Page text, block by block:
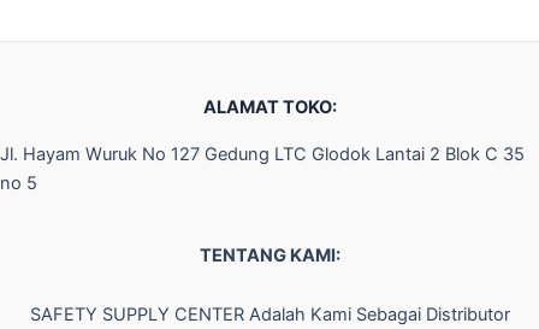
ALAMAT TOKO:
Jl. Hayam Wuruk No 127 Gedung LTC Glodok Lantai 2 Blok C 35
no 5
TENTANG KAMI:
SAFETY SUPPLY CENTER Adalah Kami Sebagai Distributor